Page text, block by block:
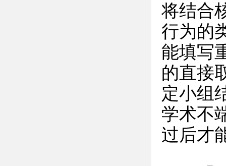
将结合
行为的
能填写
的直接
定小组
学术不
过后才